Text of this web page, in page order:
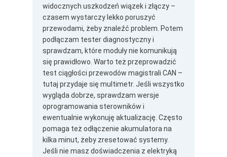
widocznych uszkodzeń wiązek i złączy –
czasem wystarczy lekko poruszyć
przewodami, żeby znaleźć problem. Potem
podłączam tester diagnostyczny i
sprawdzam, które moduły nie komunikują
się prawidłowo. Warto też przeprowadzić
test ciągłości przewodów magistrali CAN –
tutaj przydaje się multimetr. Jeśli wszystko
wygląda dobrze, sprawdzam wersje
oprogramowania sterowników i
ewentualnie wykonuję aktualizację. Często
pomaga też odłączenie akumulatora na
kilka minut, żeby zresetować systemy.
Jeśli nie masz doświadczenia z elektryką